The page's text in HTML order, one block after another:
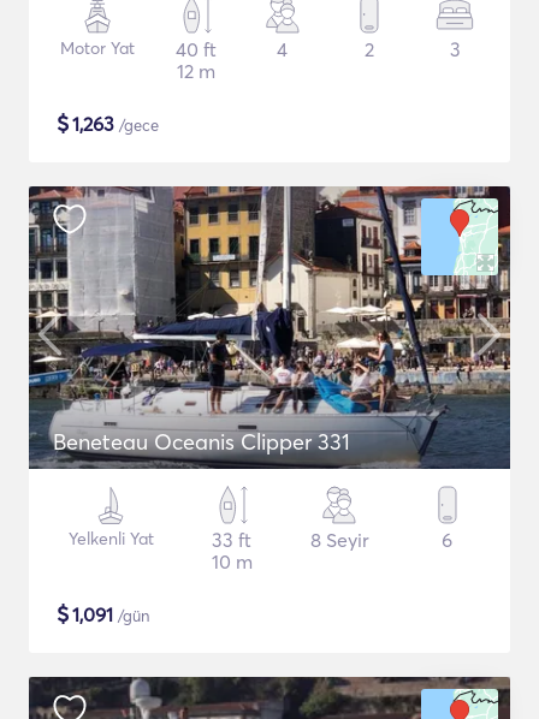
Motor Yat
40 ft
12 m
4 2 3
$1,263 /gece
Beneteau Oceanis Clipper 331
Yelkenli Yat
33 ft
10 m
8 Seyir 6
$1,091 /gün